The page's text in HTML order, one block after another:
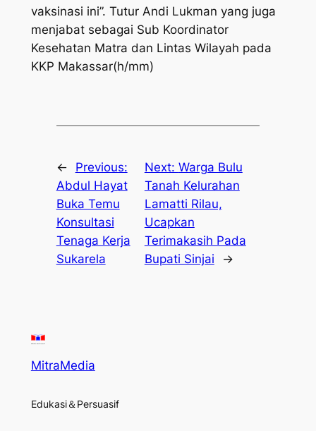
vaksinasi ini”. Tutur Andi Lukman yang juga
menjabat sebagai Sub Koordinator
Kesehatan Matra dan Lintas Wilayah pada
KKP Makassar(h/mm)
←
Previous:
Abdul Hayat
Buka Temu
Konsultasi
Tenaga Kerja
Sukarela
Next: Warga Bulu
Tanah Kelurahan
Lamatti Rilau,
Ucapkan
Terimakasih Pada
Bupati Sinjai
→
MitraMedia
Edukasi＆Persuasif